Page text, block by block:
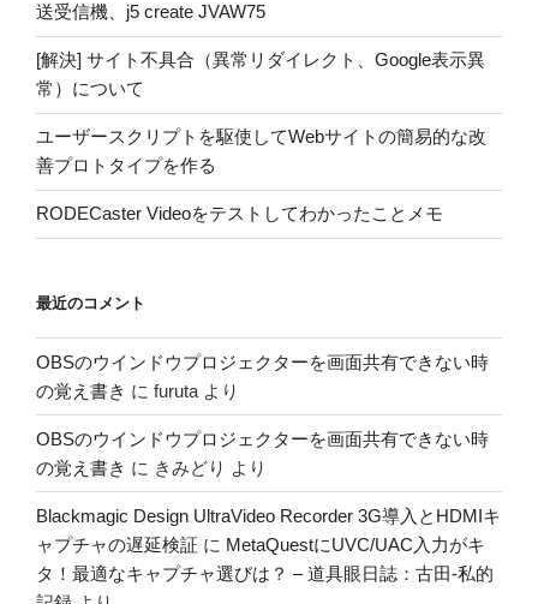
送受信機、j5 create JVAW75
[解決] サイト不具合（異常リダイレクト、Google表示異
常）について
ユーザースクリプトを駆使してWebサイトの簡易的な改
善プロトタイプを作る
RODECaster Videoをテストしてわかったことメモ
最近のコメント
OBSのウインドウプロジェクターを画面共有できない時
の覚え書き に furuta より
OBSのウインドウプロジェクターを画面共有できない時
の覚え書き に きみどり より
Blackmagic Design UltraVideo Recorder 3G導入とHDMIキ
ャプチャの遅延検証 に MetaQuestにUVC/UAC入力がキ
タ！最適なキャプチャ選びは？ – 道具眼日誌：古田-私的